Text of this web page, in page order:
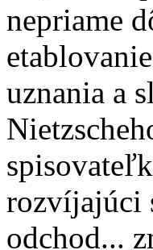
nepriame
uznania a
rozvíjajúci
odchod...